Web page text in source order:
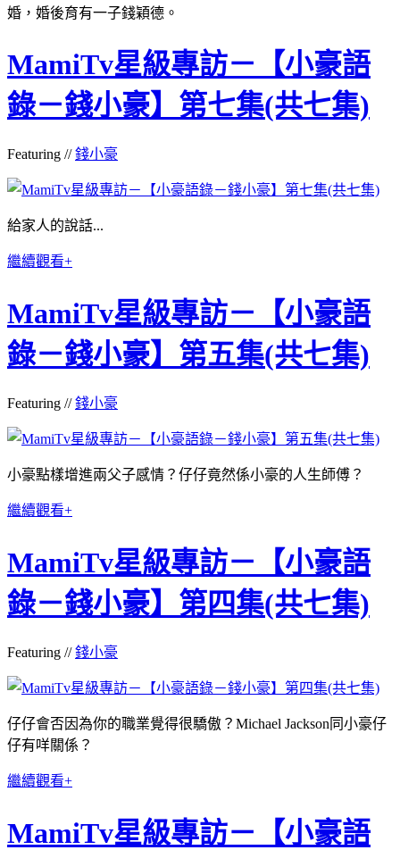
婚，婚後育有一子錢穎德。
MamiTv星級專訪－【小豪語
錄－錢小豪】第七集(共七集)
Featuring //錢小豪
給家人的說話...
繼續觀看+
MamiTv星級專訪－【小豪語
錄－錢小豪】第五集(共七集)
Featuring //錢小豪
小豪點樣增進兩父子感情？仔仔竟然係小豪的人生師傅？
繼續觀看+
MamiTv星級專訪－【小豪語
錄－錢小豪】第四集(共七集)
Featuring //錢小豪
仔仔會否因為你的職業覺得很驕傲？Michael Jackson同小豪仔
仔有咩關係？
繼續觀看+
MamiTv星級專訪－【小豪語